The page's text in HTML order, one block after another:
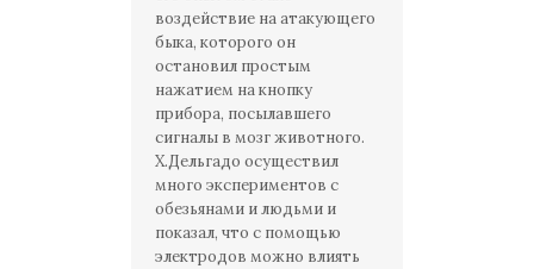
воздействие на атакующего
быка, которого он
остановил простым
нажатием на кнопку
прибора, посылавшего
сигналы в мозг животного.
Х.Дельгадо осуществил
много экспериментов с
обезьянами и людьми и
показал, что с помощью
электродов можно влиять